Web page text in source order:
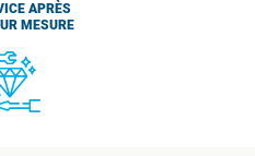
APRÈS
MESURE